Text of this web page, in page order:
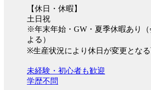
【休日・休暇】
土日祝
※年末年始・GW・夏季休暇あり（
よる）
※生産状況により休日が変更となる
未経験・初心者も歓迎
学歴不問